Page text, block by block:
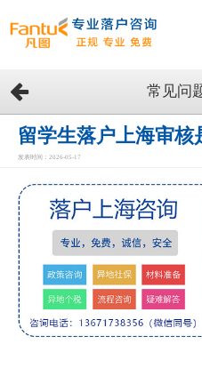
网
站
首
页
留
服
务
常见问
留学生落户上海审核
发表时间：2026-05-17